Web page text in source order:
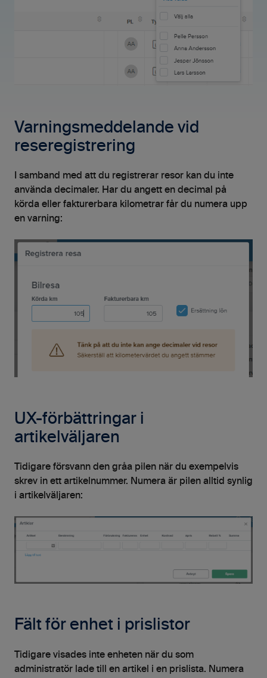
Varningsmeddelande vid
reseregistrering
I samband med att du registrerar resor kan du inte
använda decimaler. Har du angett en decimal på
körda eller fakturerbara kilometrar får du numera upp
en varning:
UX-förbättringar i
artikelväljaren
Tidigare försvann den gråa pilen när du exempelvis
skrev in ett artikelnummer. Numera är pilen alltid synlig
i artikelväljaren:
Fält för enhet i prislistor
Tidigare visades inte enheten när du som
administratör lade till en artikel i en prislista. Numera